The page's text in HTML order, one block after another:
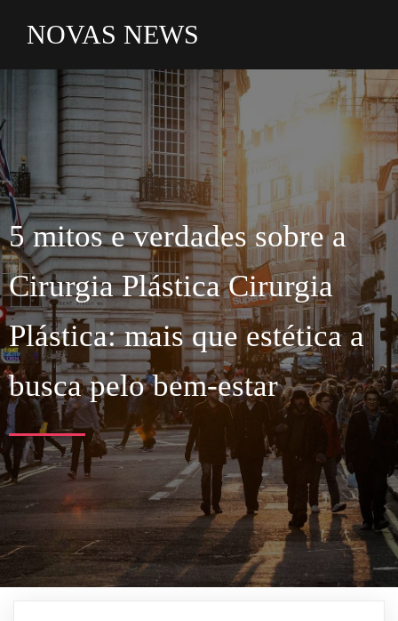
NOVAS NEWS
5 mitos e verdades sobre a
Cirurgia Plástica Cirurgia
Plástica: mais que estética a
busca pelo bem-estar